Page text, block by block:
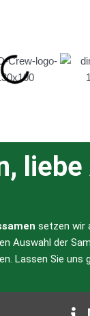
setzen wir
Auswahl der
Lassen Sie uns